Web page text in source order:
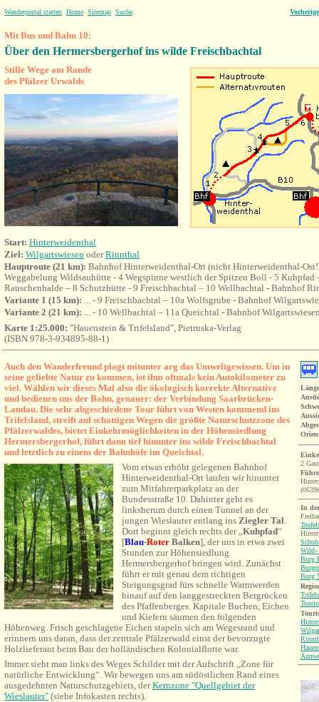
Wanderportal starten Home Sitemap Suche
Mit Bus und Bahn 10:
Über den Hermersbergerhofins wilde Freischbachtal
Stille Wege am Rande
des Pfälzer Urwalds
Start: Hinterweidenthal
Ziel: Wilgartswiesen oderRinnthal
Hauptroute (21 km): BahnhofHinterweidenthal-Ort (nicht Hinterweidenthal-
Weggabelung Wildsauhütte - 4 Wegspinne westlich der Spitzen Boll - 5 Kuhpfad
Rauschenhalde – 8 Schutzhütte - 9 Freischbachtal – 10 Wellbachtal - Bahnhof
Variante 1 (15 km): ... - 9 Freischbachtal – 10a Wolfsgrube - Bahnhof
Variante 2 (21 km): ... - 10 Wellbachtal – 11a Queichtal - Bahnhof
Karte 1:25.000: "Hauenstein & Trifelsland", Pietruska-Verlag
(ISBN 978-3-934895-88-1)
Auch den Wanderfreund plagt mitunter arg das Umweltgewissen. Um in
seine geliebte Natur zu kommen, ist ihm oftmals kein Autokilometer zu
viel. Wählen wir dieses Mal also die ökologisch korrekte Alternative
und bedienen uns der Bahn, genauer: der Verbindung Saarbrücken-
Landau. Die sehr abgeschiedene Tour führt von Westen kommend ins
Trifelsland, streift auf schattigen Wegen die größte Naturschutzzone des
Pfälzerwaldes, bietet Einkehrmöglichkeiten in der Höhensiedlung
Hermersbergerhof, führt dann tief hinunter ins wilde Freischbachtal
und letztlich zu einem der Bahnhöfe im Queichtal.
Vom etwas erhöht gelegenen Bahnhof
Hinterweidenthal-Ort laufen wir hinunter
zum Mitfahrerparkplatz an der
Bundesstraße 10. Dahinter geht es
linksherum durch einen Tunnel an der
jungen Wieslauter entlang ins Ziegler Tal.
Dort beginnt gleich rechts der „Kuhpfad“
[Blau-Roter Balken], der uns in etwa zwei
Stunden zur Höhensiedlung
Hermersbergerhof bringen wird. Zunächst
führt er mit genau dem richtigen
Steigungsgrad fürs schnelle Warmwerden
hinauf auf den langgestreckten Bergrücken
des Pfaffenberges. Kapitale Buchen, Eichen
und Kiefern säumen den folgenden
Höhenweg. Frisch geschlagene Eichen stapeln sich am Wegesrand und
erinnern uns daran, dass der zentrale Pfälzerwald einst der bevorzugte
Holzlieferant beim Bau der holländischen Kolonialflotte war.
Immer sieht man links des Weges Schilder mit der Aufschrift „Zone für
natürliche Entwicklung“. Wir bewegen uns am südöstlichen Rand eines
ausgedehnten Naturschutzgebiets, derKernzone "Quellgebiet der
Wieslauter" (siehe Infokasten rechts).
2
In
Wild-
Burg
Burg